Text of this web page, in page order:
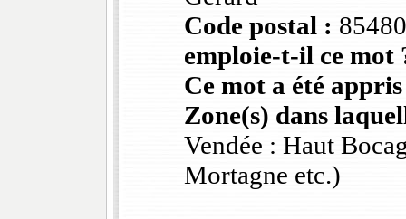
Code postal :
emploie-t-il ce mot
Ce mot a été
Zone(s) dans
Vendée : Haut
Mortagne etc.)